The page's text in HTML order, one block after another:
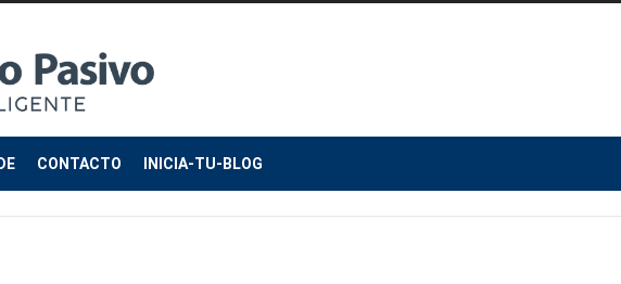
CONTACTO INICIA-TU-BLOG